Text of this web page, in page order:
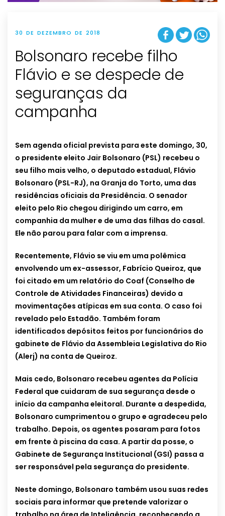
30 DE DEZEMBRO DE 2018
Bolsonaro recebe filho
Flávio e se despede de
seguranças da
campanha
Sem agenda oficial prevista para este domingo, 30,
o presidente eleito Jair Bolsonaro (PSL) recebeu o
seu filho mais velho, o deputado estadual, Flávio
Bolsonaro (PSL-RJ), na Granja do Torto, uma das
residências oficiais da Presidência. O senador
eleito pelo Rio chegou dirigindo um carro, em
companhia da mulher e de uma das filhas do casal.
Ele não parou para falar com a imprensa.
Recentemente, Flávio se viu em uma polêmica
envolvendo um ex-assessor, Fabrício Queiroz, que
foi citado em um relatório do Coaf (Conselho de
Controle de Atividades Financeiras) devido a
movimentações atípicas em sua conta. O caso foi
revelado pelo Estadão. Também foram
identificados depósitos feitos por funcionários do
gabinete de Flávio da Assembleia Legislativa do Rio
(Alerj) na conta de Queiroz.
Mais cedo, Bolsonaro recebeu agentes da Polícia
Federal que cuidaram de sua segurança desde o
início da campanha eleitoral. Durante a despedida,
Bolsonaro cumprimentou o grupo e agradeceu pelo
trabalho. Depois, os agentes posaram para fotos
em frente à piscina da casa. A partir da posse, o
Gabinete de Segurança Institucional (GSI) passa a
ser responsável pela segurança do presidente.
Neste domingo, Bolsonaro também usou suas redes
sociais para informar que pretende valorizar o